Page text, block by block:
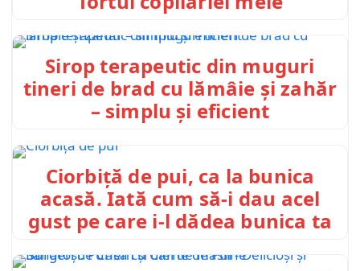
Sirop terapeutic din muguri
tineri de brad cu lămâie și zahăr
– simplu și eficient
Ciorbiță de pui, ca la bunica
acasă. Iată cum să-i dau acel
gust pe care i-l dădea bunica ta